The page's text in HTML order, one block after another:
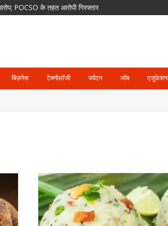
POCSO के तहत आरोपी गिरफ्तार
जलमग्न, पिथौरागढ़ में अलर्ट
हुआ तो तीनों के खिलाफ माना जाएगा
बिज़नेस टेक्नोलॉजी पर्यटन जॉब एजुकेशन